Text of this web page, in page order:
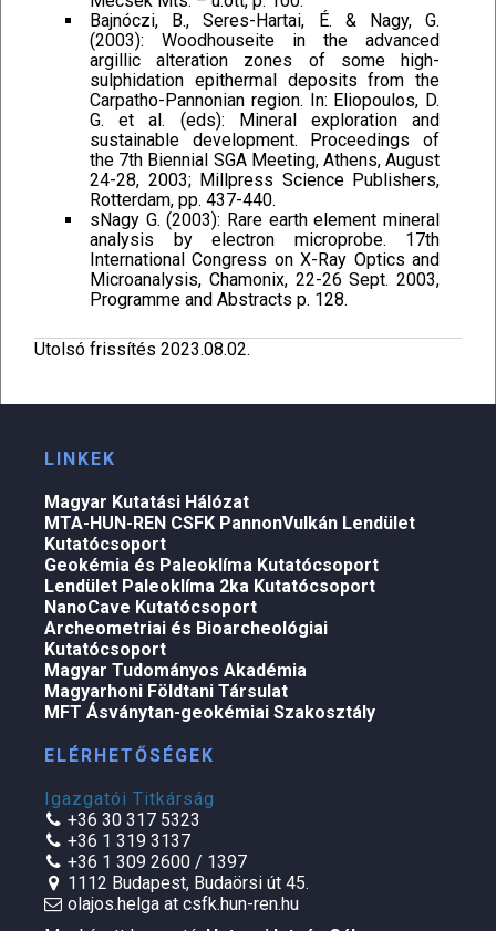
Bajnóczi, B., Seres-Hartai, É. & Nagy, G.
(2003): Woodhouseite in the advanced
argillic alteration zones of some high-
sulphidation epithermal deposits from the
Carpatho-Pannonian region. In: Eliopoulos, D.
G. et al. (eds): Mineral exploration and
sustainable development. Proceedings of
the 7th Biennial SGA Meeting, Athens, August
24-28, 2003; Millpress Science Publishers,
Rotterdam, pp. 437-440.
sNagy G. (2003): Rare earth element mineral
analysis by electron microprobe. 17th
International Congress on X-Ray Optics and
Microanalysis, Chamonix, 22-26 Sept. 2003,
Programme and Abstracts p. 128.
Utolsó frissítés 2023.08.02.
ELÉRHETŐSÉGEK
Igazgatói Titkárság
+36 30 317 5323
+36 1 319 3137
+36 1 309 2600 / 1397
1112 Budapest, Budaörsi út 45.
olajos.helga at csfk.hun-ren.hu
LINKEK
Magyar Kutatási Hálózat
MTA-HUN-REN CSFK PannonVulkán Lendület
Kutatócsoport
Geokémia és Paleoklíma Kutatócsoport
Lendület Paleoklíma 2ka Kutatócsoport
NanoCave Kutatócsoport
Archeometriai és Bioarcheológiai
Kutatócsoport
Magyar Tudományos Akadémia
Magyarhoni Földtani Társulat
MFT Ásványtan-geokémiai Szakosztály